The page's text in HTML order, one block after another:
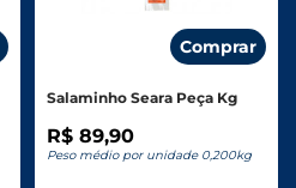
Comprar
Salaminho Seara Peça Kg
R$ 89,90
Peso médio por unidade 0,200kg